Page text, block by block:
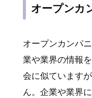
オープンカ
オープンカンパ
業や業界の情報
会に似ています
ん。企業や業界